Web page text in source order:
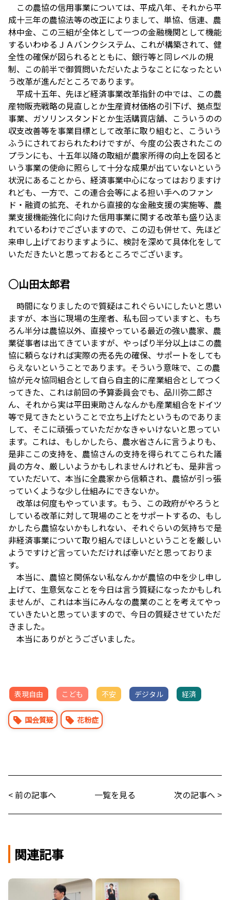
この農協の信用事業については、平成八年、それから平
成十三年の農協法等の改正によりまして、単協、信連、農
林中金、この三組が全体として一つの金融機関として機能
するいわゆるＪＡバンクシステム、これが構築されて、健
全性の確保が図られるとともに、銀行等と同レベルの規
制、この前半で御質問いただいたようなことになったとい
う改革が進んだところであります。
平成十五年、先ほど経済事業改革指針の中では、この農
産物販売戦略の見直しとか生産資材価格の引下げ、拠点型
事業、ガソリンスタンドとか生活購買店舗、こういうのの
収支改善等を事業目標として改革に取り組むと、こういう
ふうにされておられたわけですが、今度の公表されたこの
プランにも、十五年以降の取組が農家所得の向上を図ると
いう事業の使命に照らして十分な成果が出ていないという
状況にあることから、経済事業中心になってはおりますけ
れども、一方で、この連合会等による担い手へのファン
ド・融資の拡充、それから直接的な金融支援の実施等、農
業支援機能強化に向けた信用事業に関する改革も盛り込ま
れているわけでございますので、この辺も併せて、先ほど
来申し上げておりますように、検討を深めて具体化をして
いただきたいと思っておるところでございます。
○山田太郎君
時間になりましたので質疑はこれぐらいにしたいと思い
ますが、本当に現場の生産者、私も回っていますと、もち
ろん半分は農協以外、直接やっている最近の強い農家、農
業従事者は出てきていますが、やっぱり半分以上はこの農
協に頼らなければ実際の売る先の確保、サポートをしても
らえないということであります。そういう意味で、この農
協が元々協同組合として自ら自主的に産業組合としてつく
ってきた、これは前回の予算委員会でも、品川弥二郎さ
ん、それから実は平田東助さんなんかも産業組合をドイツ
等で見てきたということで立ち上げたというものでありま
して、そこに頑張っていただかなきゃいけないと思ってい
ます。これは、もしかしたら、農水省さんに言うよりも、
是非ここの支持を、農協さんの支持を得られてこられた議
員の方々、厳しいようかもしれませんけれども、是非言っ
ていただいて、本当に全農家から信頼され、農協が引っ張
っていくような少し仕組みにできないか。
改革は何度もやっています。もう、この政府がやろうと
している改革に対して現場のことをサポートするの、もし
かしたら農協ないかもしれない、それぐらいの気持ちで是
非経済事業について取り組んでほしいということを厳しい
ようですけど言っていただければ幸いだと思っておりま
す。
本当に、農協と関係ない私なんかが農協の中を少し申し
上げて、生意気なことを今日は言う質疑になったかもしれ
ませんが、これは本当にみんなの農業のことを考えてやっ
ていきたいと思っていますので、今日の質疑させていただ
きました。
本当にありがとうございました。
表現自由 こども 不安 デジタル 経済
国会質疑 花粉症
< 前の記事へ 一覧を見る 次の記事へ >
関連記事